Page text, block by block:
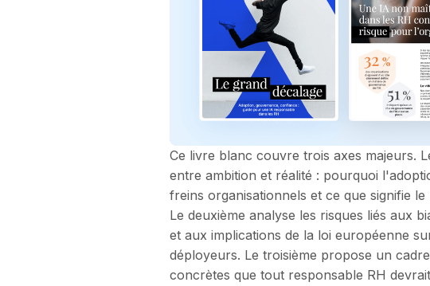
Ce livre blanc couvre trois axes majeurs.
entre ambition et réalité : pourquoi
freins organisationnels et ce que signifie
Le deuxième analyse les risques liés aux
et aux implications de la loi européenne
déployeurs. Le troisième propose un
concrètes que tout responsable RH